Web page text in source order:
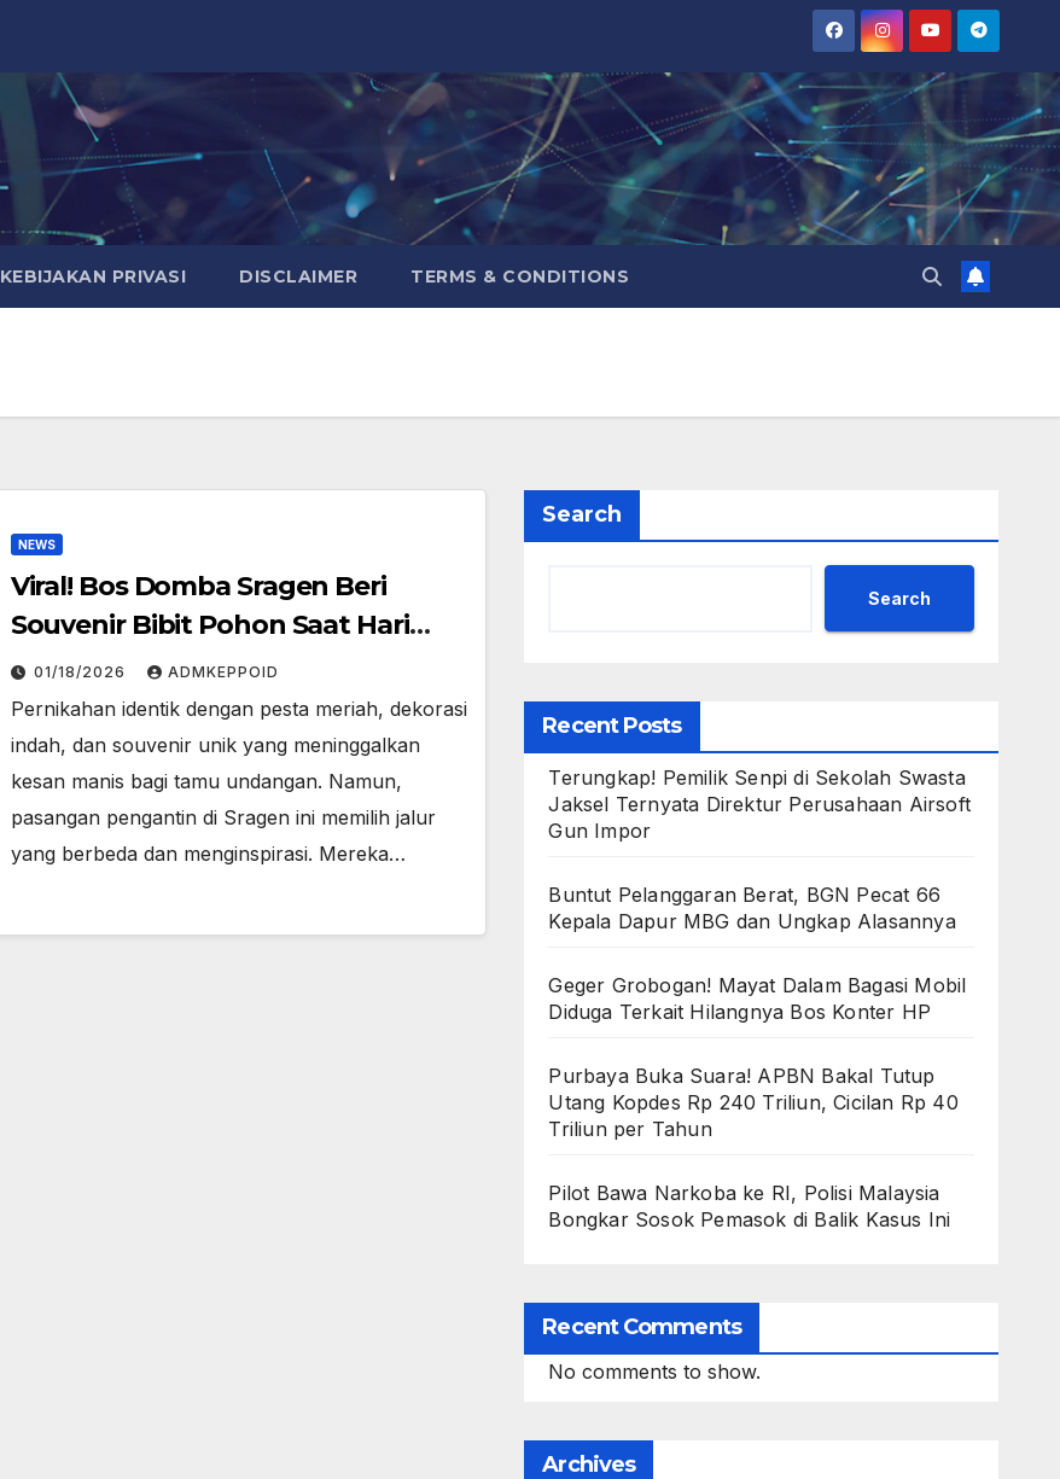
KEBIJAKAN PRIVASI DISCLAIMER TERMS & CONDITIONS
NEWS
Viral! Bos Domba Sragen Beri
Souvenir Bibit Pohon Saat Hari
Pernikahan
01/18/2026 ADMKEPPOID
Pernikahan identik dengan pesta meriah, dekorasi
indah, dan souvenir unik yang meninggalkan
kesan manis bagi tamu undangan. Namun,
pasangan pengantin di Sragen ini memilih jalur
yang berbeda dan menginspirasi. Mereka…
Search
Search
Recent Posts
Terungkap! Pemilik Senpi di Sekolah Swasta
Jaksel Ternyata Direktur Perusahaan Airsoft
Gun Impor
Buntut Pelanggaran Berat, BGN Pecat 66
Kepala Dapur MBG dan Ungkap Alasannya
Geger Grobogan! Mayat Dalam Bagasi Mobil
Diduga Terkait Hilangnya Bos Konter HP
Purbaya Buka Suara! APBN Bakal Tutup
Utang Kopdes Rp 240 Triliun, Cicilan Rp 40
Triliun per Tahun
Pilot Bawa Narkoba ke RI, Polisi Malaysia
Bongkar Sosok Pemasok di Balik Kasus Ini
Recent Comments
No comments to show.
Archives